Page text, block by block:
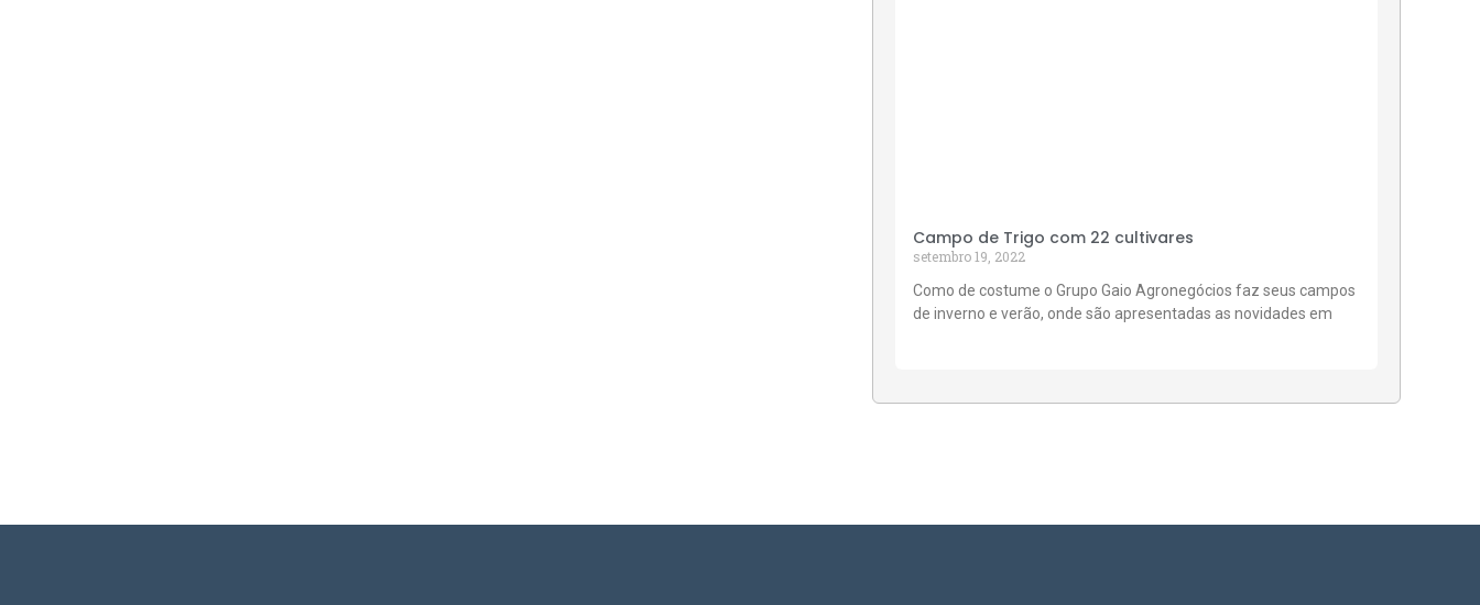
Campo de Trigo com 22 cultivares
setembro 19, 2022
Como de costume o Grupo Gaio Agronegócios faz seus campos
de inverno e verão, onde são apresentadas as novidades em